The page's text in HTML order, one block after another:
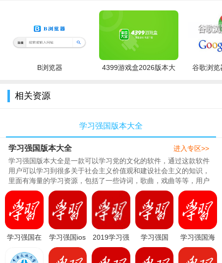
答题、练习、考试玩法应有尽有。
学习强国app官方版亮点
2、学习更多的强国知识，关注强国新闻。
3、这里可以答题复习获得积分。
学习强国app官方版点评
汇聚丰富的学习内容和资源
“学习强国”汇聚了包括政治、历史、文化、科学、军事、艺术
等等海量、免费、优质的图文和音视频学习资源。
全面呈现新时代中国特色社会主义思想
B浏览器
4399游戏盒2026版本大
谷歌浏览
相关资源
学习强国版本大全
学习强国版本大全
学习强国版本大全是一款可以学习党的文化的软件，通过这款软件
用户可以学习到很多关于社会主义价值观和建设社会主义的知识，
里面有海量的学习资源，包括了一些诗词，歌曲，戏曲等等，用户
在这里可以不断提升自己，感..
进入专区>>
学习强国在
课程2.9.0安
学习强国ios
手机版
appv2.18.0
2019学习强
国
appv2.74.0
学习强国
app手机客
户端v2.74.0
学习强国海
外版
appv2.54.0